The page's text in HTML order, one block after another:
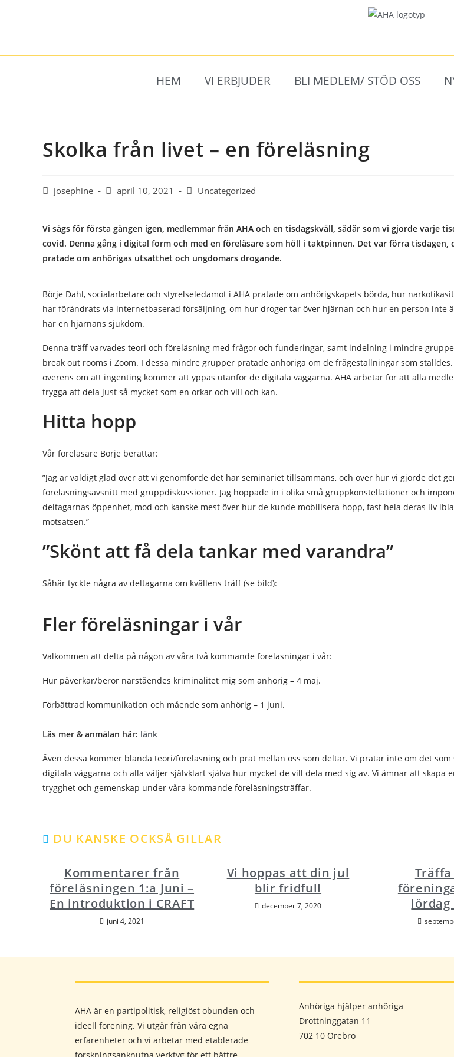
HEM VI ERBJUDER BLI MEDLEM/ STÖD OSS
Skolka från livet – en föreläsning
josephine april 10, 2021 Uncategorized
Vi sågs för första gången igen, medlemmar från AHA och en tisdagskväll, sådär som vi gjorde varje
covid. Denna gång i digital form och med en föreläsare som höll i taktpinnen. Det var förra tisdagen,
pratade om anhörigas utsatthet och ungdomars drogande.
Börje Dahl, socialarbetare och styrelseledamot i AHA pratade om anhörigskapets börda, hur
har förändrats via internetbaserad försäljning, om hur droger tar över hjärnan och hur en person inte
har en hjärnans sjukdom.
Denna träff varvades teori och föreläsning med frågor och funderingar, samt indelning i mindre
break out rooms i Zoom. I dessa mindre grupper pratade anhöriga om de frågeställningar som
överens om att ingenting kommer att yppas utanför de digitala väggarna. AHA arbetar för att alla
trygga att dela just så mycket som en orkar och vill och kan.
Hitta hopp
Vår föreläsare Börje berättar:
”Jag är väldigt glad över att vi genomförde det här seminariet tillsammans, och över hur vi gjorde det
föreläsningsavsnitt med gruppdiskussioner. Jag hoppade in i olika små gruppkonstellationer och
deltagarnas öppenhet, mod och kanske mest över hur de kunde mobilisera hopp, fast hela deras liv
motsatsen.”
”Skönt att få dela tankar med varandra”
Såhär tyckte några av deltagarna om kvällens träff (se bild):
Fler föreläsningar i vår
Välkommen att delta på någon av våra två kommande föreläsningar i vår:
Hur påverkar/berör närståendes kriminalitet mig som anhörig – 4 maj.
Förbättrad kommunikation och mående som anhörig – 1 juni.
Läs mer & anmälan här: länk
Även dessa kommer blanda teori/föreläsning och prat mellan oss som deltar. Vi pratar inte om det som
digitala väggarna och alla väljer självklart själva hur mycket de vill dela med sig av. Vi ämnar att skapa
trygghet och gemenskap under våra kommande föreläsningsträffar.
DU KANSKE OCKSÅ GILLAR
Kommentarer från
föreläsningen 1:a Juni –
En introduktion i CRAFT
juni 4, 2021
Vi hoppas att din jul
blir fridfull
december 7, 2020
Träffa
lördag
AHA är en partipolitisk, religiöst obunden och
ideell förening. Vi utgår från våra egna
erfarenheter och vi arbetar med etablerade
Anhöriga hjälper anhöriga
Drottninggatan 11
702 10 Örebro